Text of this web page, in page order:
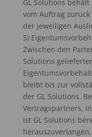
GL Solutions
vom Auftrag
der jeweiligen
5)
Zwischen den
Solutions
bleibt bis zur
der GL Solutions.
Vertragspartners,
ist GL Solutions